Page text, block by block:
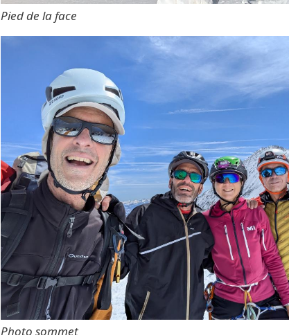
Pied de la face
Photo sommet